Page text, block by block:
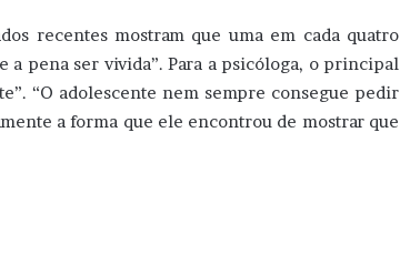
recentes mostram que uma em cada quatro
pena ser vivida”. Para a psicóloga, o principal
“O adolescente nem sempre consegue pedir
a forma que ele encontrou de mostrar que